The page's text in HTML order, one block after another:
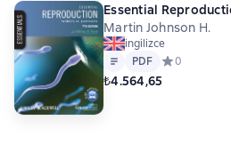
Essential
Martin Johnson H.
ingilizce
Metin
PDF
PDF Средний
0
₺4.564,65